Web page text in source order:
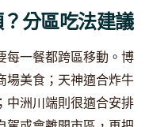
分區吃法建議
每一餐都跨區移動。博
場美食；天神適合炸牛
中洲川端則很適合安排